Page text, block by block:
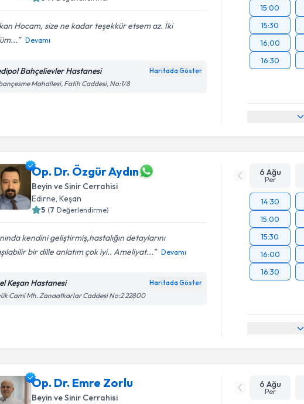
Hocam, size ne kadar teşekkür etsem az. İki
Devamı
Bahçelievler Hastanesi Haritada Göster
Mahallesi, Fatih Caddesi, No:1/8
15:00
15:30
16:00
16:30
Op. Dr. Özgür Aydın
Beyin ve Sinir Cerrahisi
Edirne,Keşan
5 (7 Değerlendirme)
kendini geliştirmiş,hastalığın detaylarını
bir dille anlatım çok iyi.. Ameliyat...
Devamı
Keşan Hastanesi Haritada Göster
Cami Mh. Zanaatkarlar Caddesi No:2 22800
6 Ağu
Per
14:30
15:00
15:30
16:00
16:30
Op. Dr. Emre Zorlu
Beyin ve Sinir Cerrahisi
6 Ağu
Per